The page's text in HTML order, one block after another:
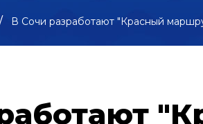
В Сочи разработают "Красный